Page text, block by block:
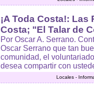
¡A Toda Costa!:
Costa; "El Talar de
Por Oscar A. Serrano.
Oscar Serrano que tan
comunidad, el
desea compartir con
Locales -